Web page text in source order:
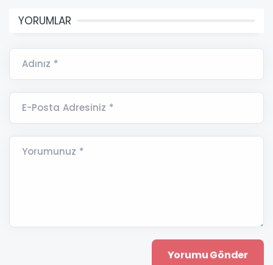
YORUMLAR
Adınız *
E-Posta Adresiniz *
Yorumunuz *